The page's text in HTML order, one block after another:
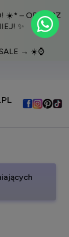
☀️* – ODBIERZ
✨
SALE → ☀️⌚️